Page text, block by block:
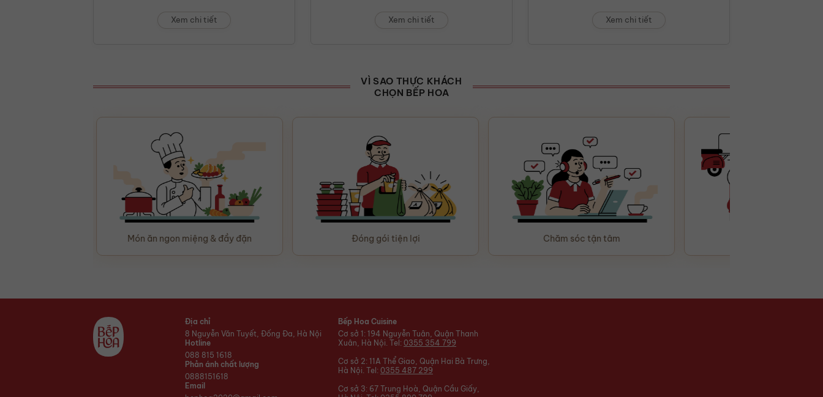
Xem chi tiết Xem chi tiết Xem chi tiết
VÌ SAO THỰC KHÁCH
CHỌN BẾP HOA
Món ăn ngon miệng & đầy đặn Chăm sóc tận tâm
Địa chỉ
8 Nguyễn Văn Tuyết, Đống Đa, Hà Nội
Hotline
088 815 1618
Phản ánh chất lượng
0888151618
Email
Bếp Hoa Cuisine
Cơ sở 1: 194 Nguyễn Tuân, Quận Thanh
Xuân, Hà Nội. Tel: 0355 354 799
Cơ sở 2: 11A Thể Giao, Quận Hai Bà Trưng,
Hà Nội. Tel: 0355 487 299
Cơ sở 3: 67 Trung Hoà, Quận Cầu Giấy,